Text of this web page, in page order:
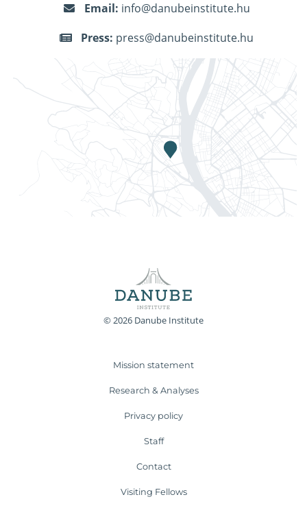
Email: info@danubeinstitute.hu
Press: press@danubeinstitute.hu
© 2026 Danube Institute
Mission statement
Research & Analyses
Privacy policy
Staff
Contact
Visiting Fellows